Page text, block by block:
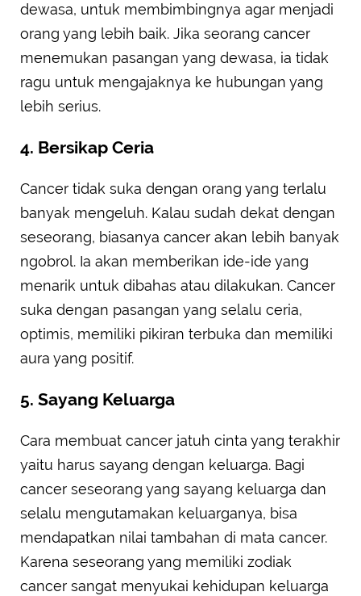
dewasa, untuk membimbingnya agar menjadi
orang yang lebih baik. Jika seorang cancer
menemukan pasangan yang dewasa, ia tidak
ragu untuk mengajaknya ke hubungan yang
lebih serius.
4. Bersikap Ceria
Cancer tidak suka dengan orang yang terlalu
banyak mengeluh. Kalau sudah dekat dengan
seseorang, biasanya cancer akan lebih banyak
ngobrol. Ia akan memberikan ide-ide yang
menarik untuk dibahas atau dilakukan. Cancer
suka dengan pasangan yang selalu ceria,
optimis, memiliki pikiran terbuka dan memiliki
aura yang positif.
5. Sayang Keluarga
Cara membuat cancer jatuh cinta yang terakhir
yaitu harus sayang dengan keluarga. Bagi
cancer seseorang yang sayang keluarga dan
selalu mengutamakan keluarganya, bisa
mendapatkan nilai tambahan di mata cancer.
Karena seseorang yang memiliki zodiak
cancer sangat menyukai kehidupan keluarga